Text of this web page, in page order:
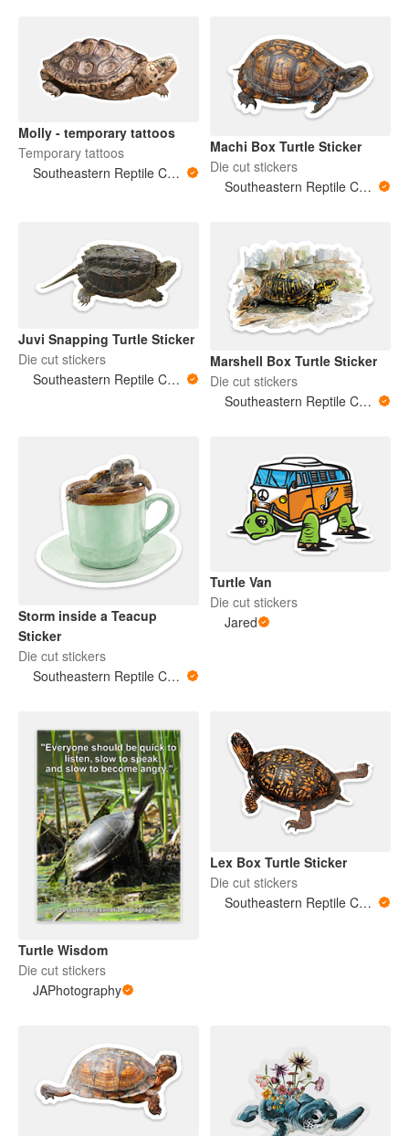
Molly - temporary tattoos
Temporary tattoos
Southeastern Reptile Conservation (SERC)
Machi Box Turtle Sticker
Die cut stickers
Southeastern Reptile Conservation (SERC)
Juvi Snapping Turtle Sticker
Die cut stickers
Southeastern Reptile Conservation (SERC)
Marshell Box Turtle Sticker
Die cut stickers
Southeastern Reptile Conservation (SERC)
Storm inside a Teacup
Sticker
Die cut stickers
Southeastern Reptile Conservation (SERC)
Turtle Van
Die cut stickers
Jared
Turtle Wisdom
Die cut stickers
JAPhotography
Lex Box Turtle Sticker
Die cut stickers
Southeastern Reptile Conservation (SERC)